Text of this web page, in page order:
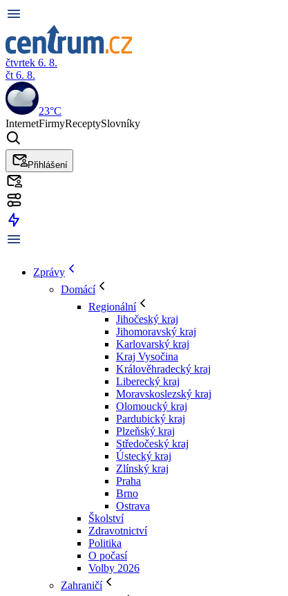
čtvrtek 6. 8.
čt 6. 8.
23°C
InternetFirmyReceptySlovníky
Přihlášení
Zprávy
Domácí
Regionální
Jihočeský kraj
Jihomoravský kraj
Karlovarský kraj
Kraj Vysočina
Králověhradecký kraj
Liberecký kraj
Moravskoslezský kraj
Olomoucký kraj
Pardubický kraj
Plzeňský kraj
Středočeský kraj
Ústecký kraj
Zlínský kraj
Praha
Brno
Ostrava
Školství
Zdravotnictví
Politika
O počasí
Volby 2026
Zahraničí